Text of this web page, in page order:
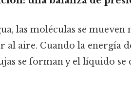
las moléculas se
al aire. Cuando la energía
se forman y el líquido se